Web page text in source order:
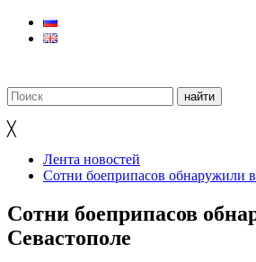
╳
Лента новостей
Сотни боеприпасов обнаружили
Сотни боеприпасов
Севастополе